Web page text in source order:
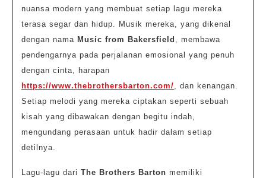
nuansa modern yang membuat setiap lagu mereka
terasa segar dan hidup. Musik mereka, yang dikenal
dengan nama Music from Bakersfield , membawa
pendengarnya pada perjalanan emosional yang penuh
dengan cinta, harapan
https://www.thebrothersbarton.com/, dan kenangan.
Setiap melodi yang mereka ciptakan seperti sebuah
kisah yang dibawakan dengan begitu indah,
mengundang perasaan untuk hadir dalam setiap
detilnya.
Lagu-lagu dari The Brothers Barton memiliki